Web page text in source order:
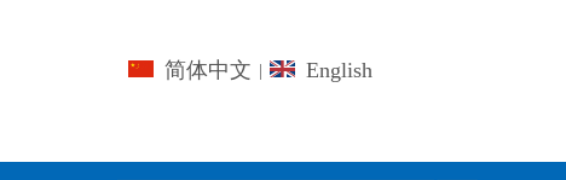
简体中文 | English